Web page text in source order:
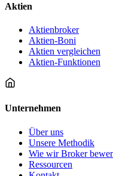
Aktien
Aktienbroker
Aktien-Boni
Aktien vergleichen
Aktien-Funktionen
Unternehmen
Über uns
Unsere Methodik
Wie wir Broker
Ressourcen